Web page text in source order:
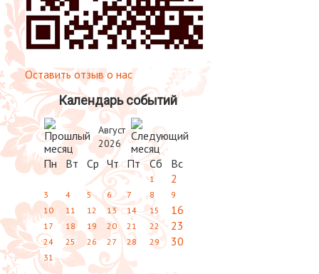
Оставить отзыв о нас
Календарь событий
Август
2026
Пн Вт Ср Чт Пт Сб Вс
1 2
3 4 5 6 7 8
9
10
11 12 13 14 15 16
17 18 19 20 21 22 23
24 25 26 27 28 29 30
31